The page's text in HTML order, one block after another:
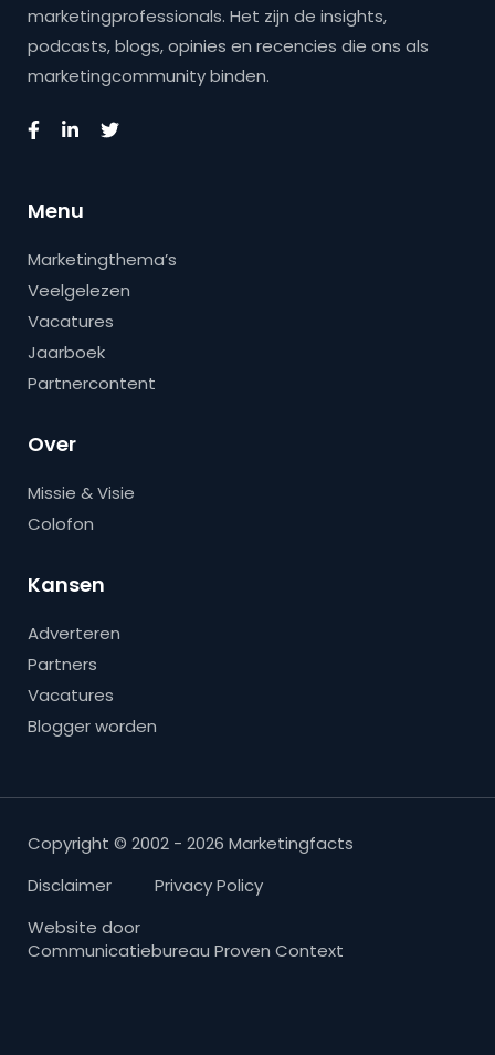
marketingprofessionals. Het zijn de insights,
podcasts, blogs, opinies en recencies die ons als
marketingcommunity binden.
Menu
Marketingthema’s
Veelgelezen
Vacatures
Jaarboek
Partnercontent
Over
Missie & Visie
Colofon
Kansen
Adverteren
Partners
Vacatures
Blogger worden
Copyright © 2002 - 2026 Marketingfacts
Disclaimer
Privacy Policy
Website door
Communicatiebureau Proven Context